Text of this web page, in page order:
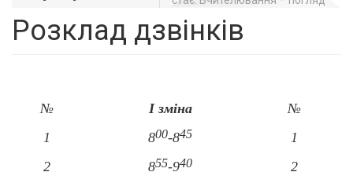
загальноосвітньої
школи №2 міста
знання тяготінь, в очах зоріють
Розклад дзвінків
№ І зміна
№
1
800-845
1
2
855-940
2